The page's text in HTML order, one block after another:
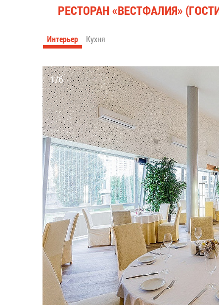
РЕСТОРАН «ВЕСТФАЛИЯ»
Интерьер Кухня
1/6